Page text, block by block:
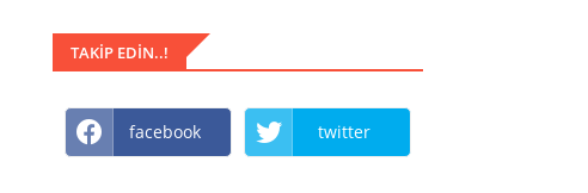
TAKIP EDIN..!
facebook twitter